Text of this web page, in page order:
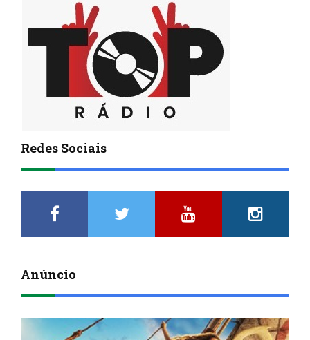
Redes Sociais
Anúncio